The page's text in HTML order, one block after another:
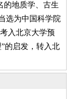
的地质学、古生
选为中国科学院
入北京大学预
的启发，转入北